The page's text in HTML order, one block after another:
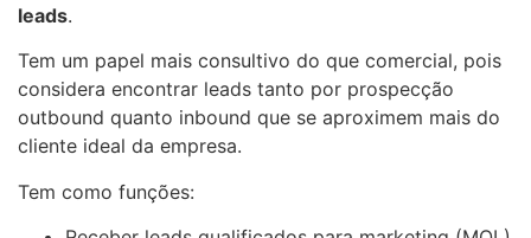
leads.
Tem um papel mais consultivo do que comercial, pois
considera encontrar leads tanto por prospecção
outbound quanto inbound que se aproximem mais do
cliente ideal da empresa.
Tem como funções: